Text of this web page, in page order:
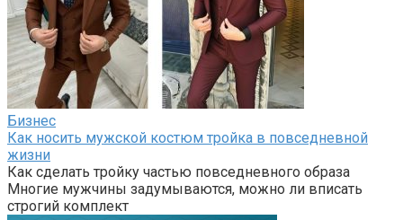
Бизнес
Как носить мужской костюм тройка в повседневной
жизни
Как сделать тройку частью повседневного образа
Многие мужчины задумываются, можно ли вписать
строгий комплект